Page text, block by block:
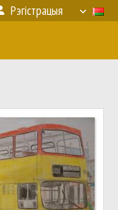
Рэгістрацыя